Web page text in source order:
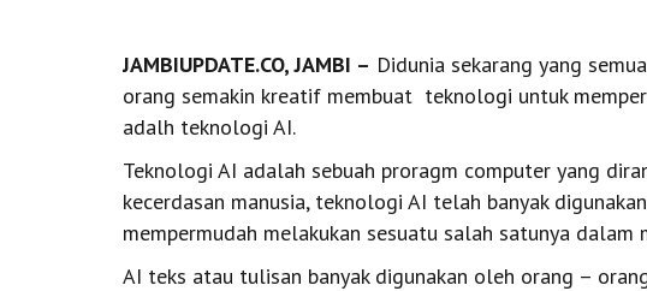
JAMBIUPDATE.CO, JAMBI – Didunia sekarang yang
orang semakin kreatif membuat teknologi untuk
adalh teknologi AI.
Teknologi AI adalah sebuah proragm computer yang
kecerdasan manusia, teknologi AI telah banyak
mempermudah melakukan sesuatu salah satunya
AI teks atau tulisan banyak digunakan oleh orang –